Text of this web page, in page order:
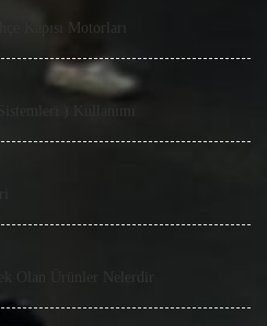
Kapısı Motorları
) Kullanımı
Olan Ürünler Nelerdir